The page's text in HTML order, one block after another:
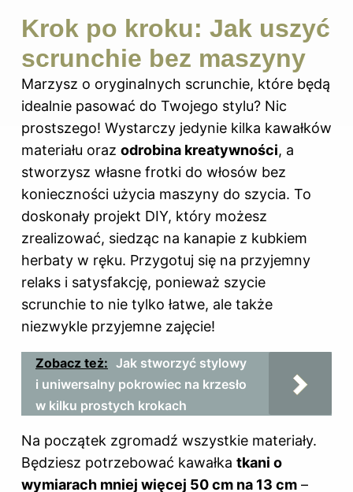
Krok po kroku: Jak uszyć
scrunchie bez maszyny
Marzysz o oryginalnych scrunchie, które będą
idealnie pasować do Twojego stylu? Nic
prostszego! Wystarczy jedynie kilka kawałków
materiału oraz odrobina kreatywności, a
stworzysz własne frotki do włosów bez
konieczności użycia maszyny do szycia. To
doskonały projekt DIY, który możesz
zrealizować, siedząc na kanapie z kubkiem
herbaty w ręku. Przygotuj się na przyjemny
relaks i satysfakcję, ponieważ szycie
scrunchie to nie tylko łatwe, ale także
niezwykle przyjemne zajęcie!
Zobacz też: Jak stworzyć stylowy
i uniwersalny pokrowiec na krzesło
w kilku prostych krokach
Na początek zgromadź wszystkie materiały.
Będziesz potrzebować kawałka tkani o
wymiarach mniej więcej 50 cm na 13 cm –